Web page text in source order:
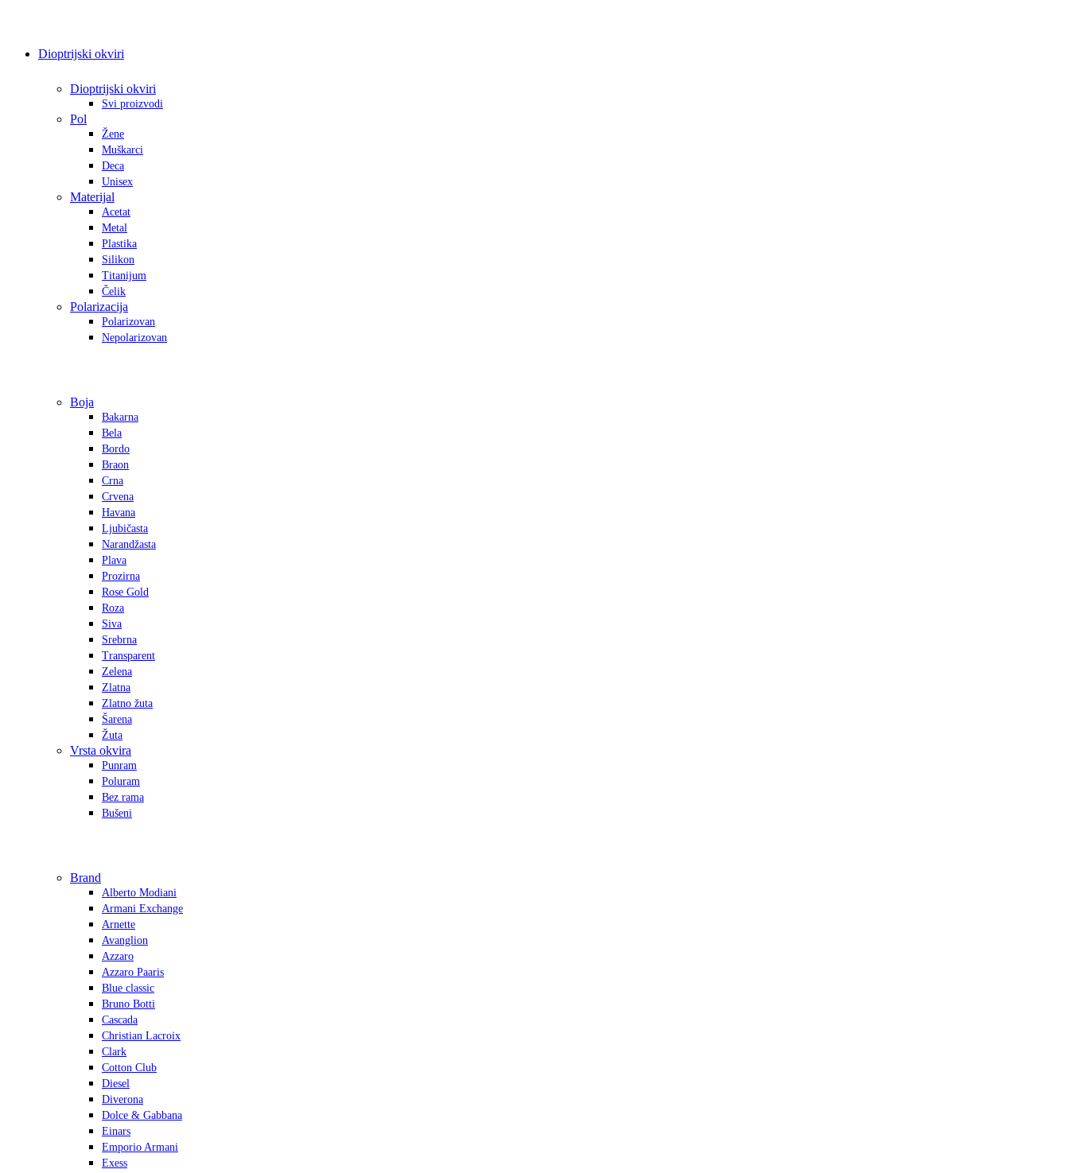
Dioptrijski okviri
Dioptrijski okviri
Svi proizvodi
Pol
Žene
Muškarci
Deca
Unisex
Materijal
Acetat
Metal
Plastika
Silikon
Titanijum
Čelik
Polarizacija
Polarizovan
Nepolarizovan
Boja
Bakarna
Bela
Bordo
Braon
Crna
Crvena
Havana
Ljubičasta
Narandžasta
Plava
Prozirna
Rose Gold
Roza
Siva
Srebrna
Transparent
Zelena
Zlatna
Zlatno žuta
Šarena
Žuta
Vrsta okvira
Punram
Poluram
Bez rama
Bušeni
Brand
Alberto Modiani
Armani Exchange
Arnette
Avanglion
Azzaro
Azzaro Paaris
Blue classic
Bruno Botti
Cascada
Christian Lacroix
Clark
Cotton Club
Diesel
Diverona
Dolce & Gabbana
Einars
Emporio Armani
Exess